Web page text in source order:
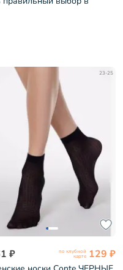
23-25
₽ по клубной
карте 129 ₽